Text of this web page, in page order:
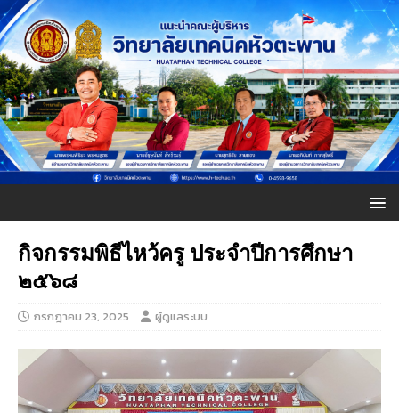
กิจกรรมพิธีไหว้ครู ประจำปีการศึกษา
๒๕๖๘
กรกฎาคม 23, 2025 ผู้ดูแลระบบ